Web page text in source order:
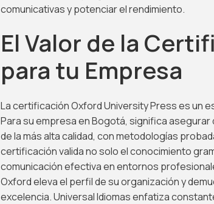
comunicativas y potenciar el rendimiento.
El Valor de la
para tu Empresa
La certificación Oxford University Press es un
Para su empresa en Bogotá, significa
de la más alta calidad, con metodologías
certificación valida no solo el conocimiento
comunicación efectiva en entornos
Oxford eleva el perfil de su organización y
excelencia. Universal Idiomas enfatiza